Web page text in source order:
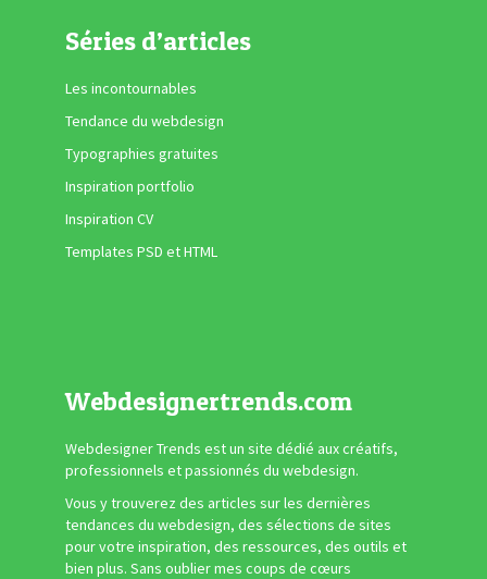
Séries d’articles
Les incontournables
Tendance du webdesign
Typographies gratuites
Inspiration portfolio
Inspiration CV
Templates PSD et HTML
Webdesignertrends.com
Webdesigner Trends est un site dédié aux créatifs,
professionnels et passionnés du webdesign.
Vous y trouverez des articles sur les dernières
tendances du webdesign, des sélections de sites
pour votre inspiration, des ressources, des outils et
bien plus. Sans oublier mes coups de cœurs